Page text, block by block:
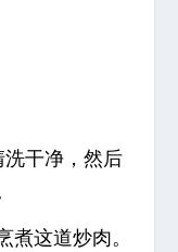
干净，然后
这道炒肉。